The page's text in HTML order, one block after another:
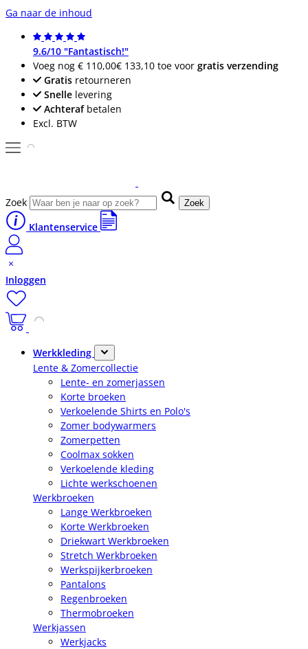
Ga naar de inhoud
9.6/10 "Fantastisch!"
Voeg nog € 110,00€ 133,10 toe voor gratis verzending
Gratis retourneren
Snelle levering
Achterafbetalen
Excl. BTW
Zoek Zoek
Klantenservice
Inloggen
Werkkleding
Lente & Zomercollectie
Lente- en zomerjassen
Korte broeken
Verkoelende Shirts en Polo's
Zomer bodywarmers
Zomerpetten
Coolmax sokken
Verkoelende kleding
Lichte werkschoenen
Werkbroeken
Lange Werkbroeken
Korte Werkbroeken
Driekwart Werkbroeken
Stretch Werkbroeken
Werkspijkerbroeken
Pantalons
Regenbroeken
Thermobroeken
Werkjassen
Werkjacks